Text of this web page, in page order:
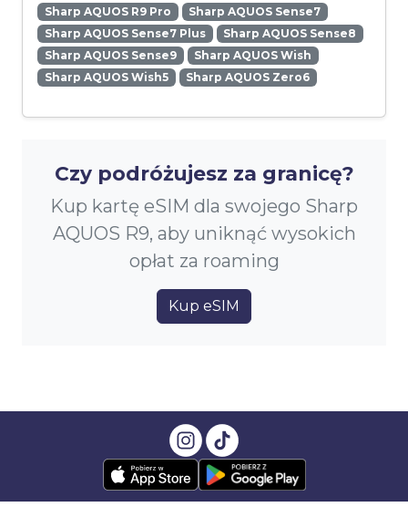
Sharp AQUOS R9 Pro
Sharp AQUOS Sense7
Sharp AQUOS Sense7 Plus
Sharp AQUOS Sense8
Sharp AQUOS Sense9
Sharp AQUOS Wish
Sharp AQUOS Wish5
Sharp AQUOS Zero6
Czy podróżujesz za granicę?
Kup kartę eSIM dla swojego Sharp
AQUOS R9, aby uniknąć wysokich
opłat za roaming
Kup eSIM